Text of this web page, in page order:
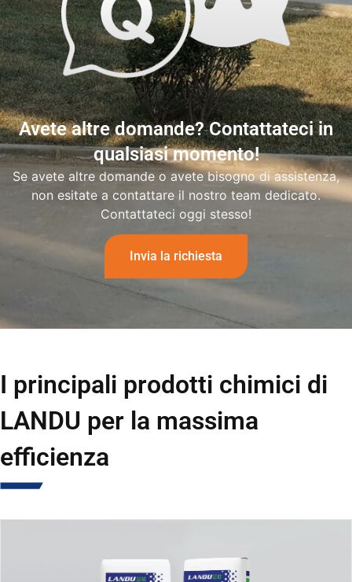
Avete altre domande? Contattateci in
qualsiasi momento!
Se avete altre domande o avete bisogno di assistenza,
non esitate a contattare il nostro team dedicato.
Contattateci oggi stesso!
Invia la richiesta
I principali prodotti chimici di
LANDU per la massima
efficienza